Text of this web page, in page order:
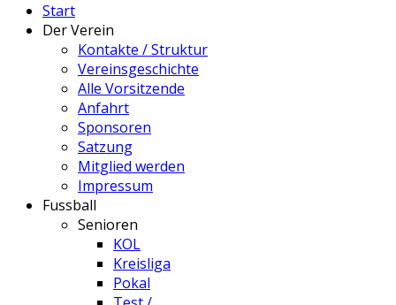
Start
Der Verein
Kontakte / Struktur
Vereinsgeschichte
Alle Vorsitzende
Anfahrt
Sponsoren
Satzung
Mitglied werden
Impressum
Fussball
Senioren
KOL
Kreisliga
Pokal